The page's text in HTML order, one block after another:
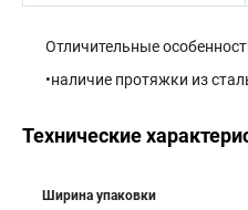
Отличительные
•наличие протяжки из
Технические
Ширина упаковки